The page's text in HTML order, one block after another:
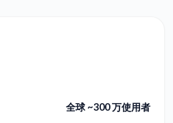
全球 ~300 万使用者